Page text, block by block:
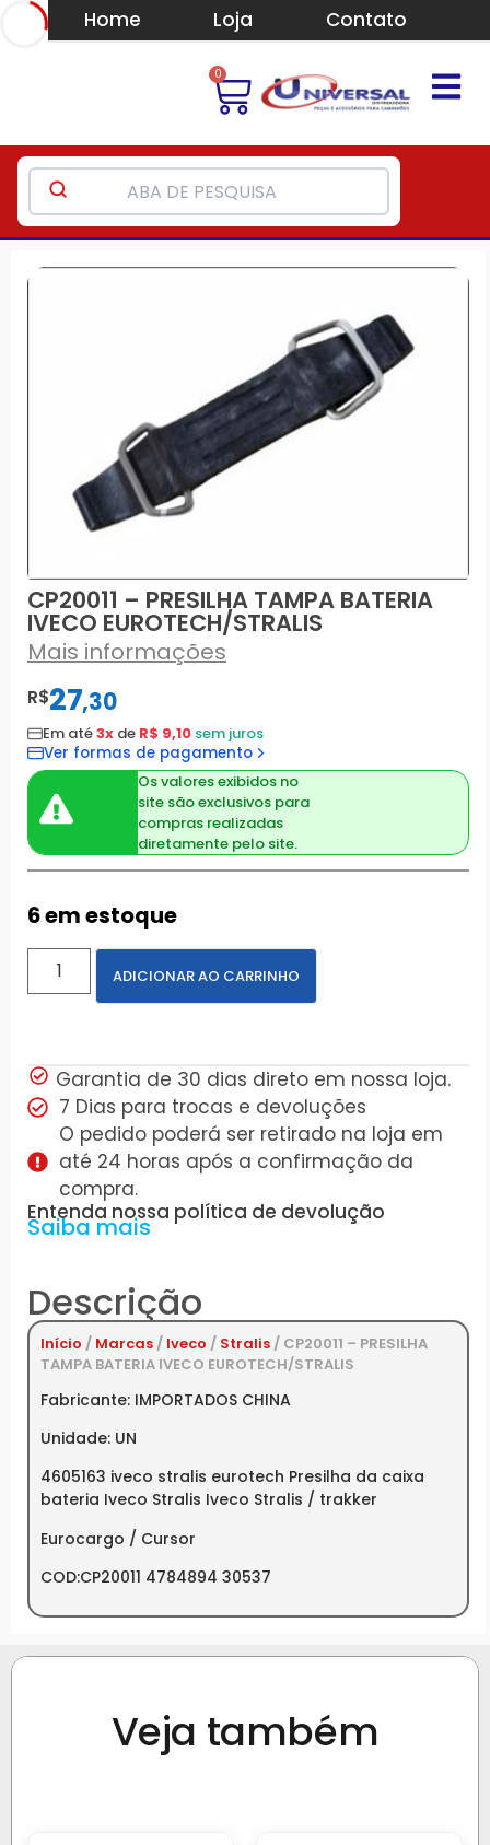
Home Loja Contato
0
CP20011 – PRESILHA TAMPA BATERIA
IVECO EUROTECH/STRALIS
Mais informações
R$27,30
Em até3x de R$ 9,10 sem juros
Ver formas de pagamento
Os valores exibidos no
site são exclusivos para
compras realizadas
diretamente pelo site.
6 em estoque
ADICIONAR AO CARRINHO
Garantia de 30 dias direto em nossa loja.
7 Dias para trocas e devoluções
O pedido poderá ser retirado na loja em
até 24 horas após a confirmação da
compra.
Entenda nossa política de devolução
Saiba mais
Descrição
Início / Marcas / Iveco / Stralis / CP20011 – PRESILHA
TAMPA BATERIA IVECO EUROTECH/STRALIS
Fabricante: IMPORTADOS CHINA
Unidade: UN
4605163 iveco stralis eurotech Presilha da caixa
bateria Iveco Stralis Iveco Stralis / trakker
Eurocargo / Cursor
COD:CP20011 4784894 30537
Veja também